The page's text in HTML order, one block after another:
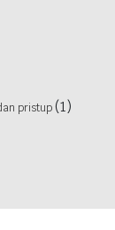
pristup(1)